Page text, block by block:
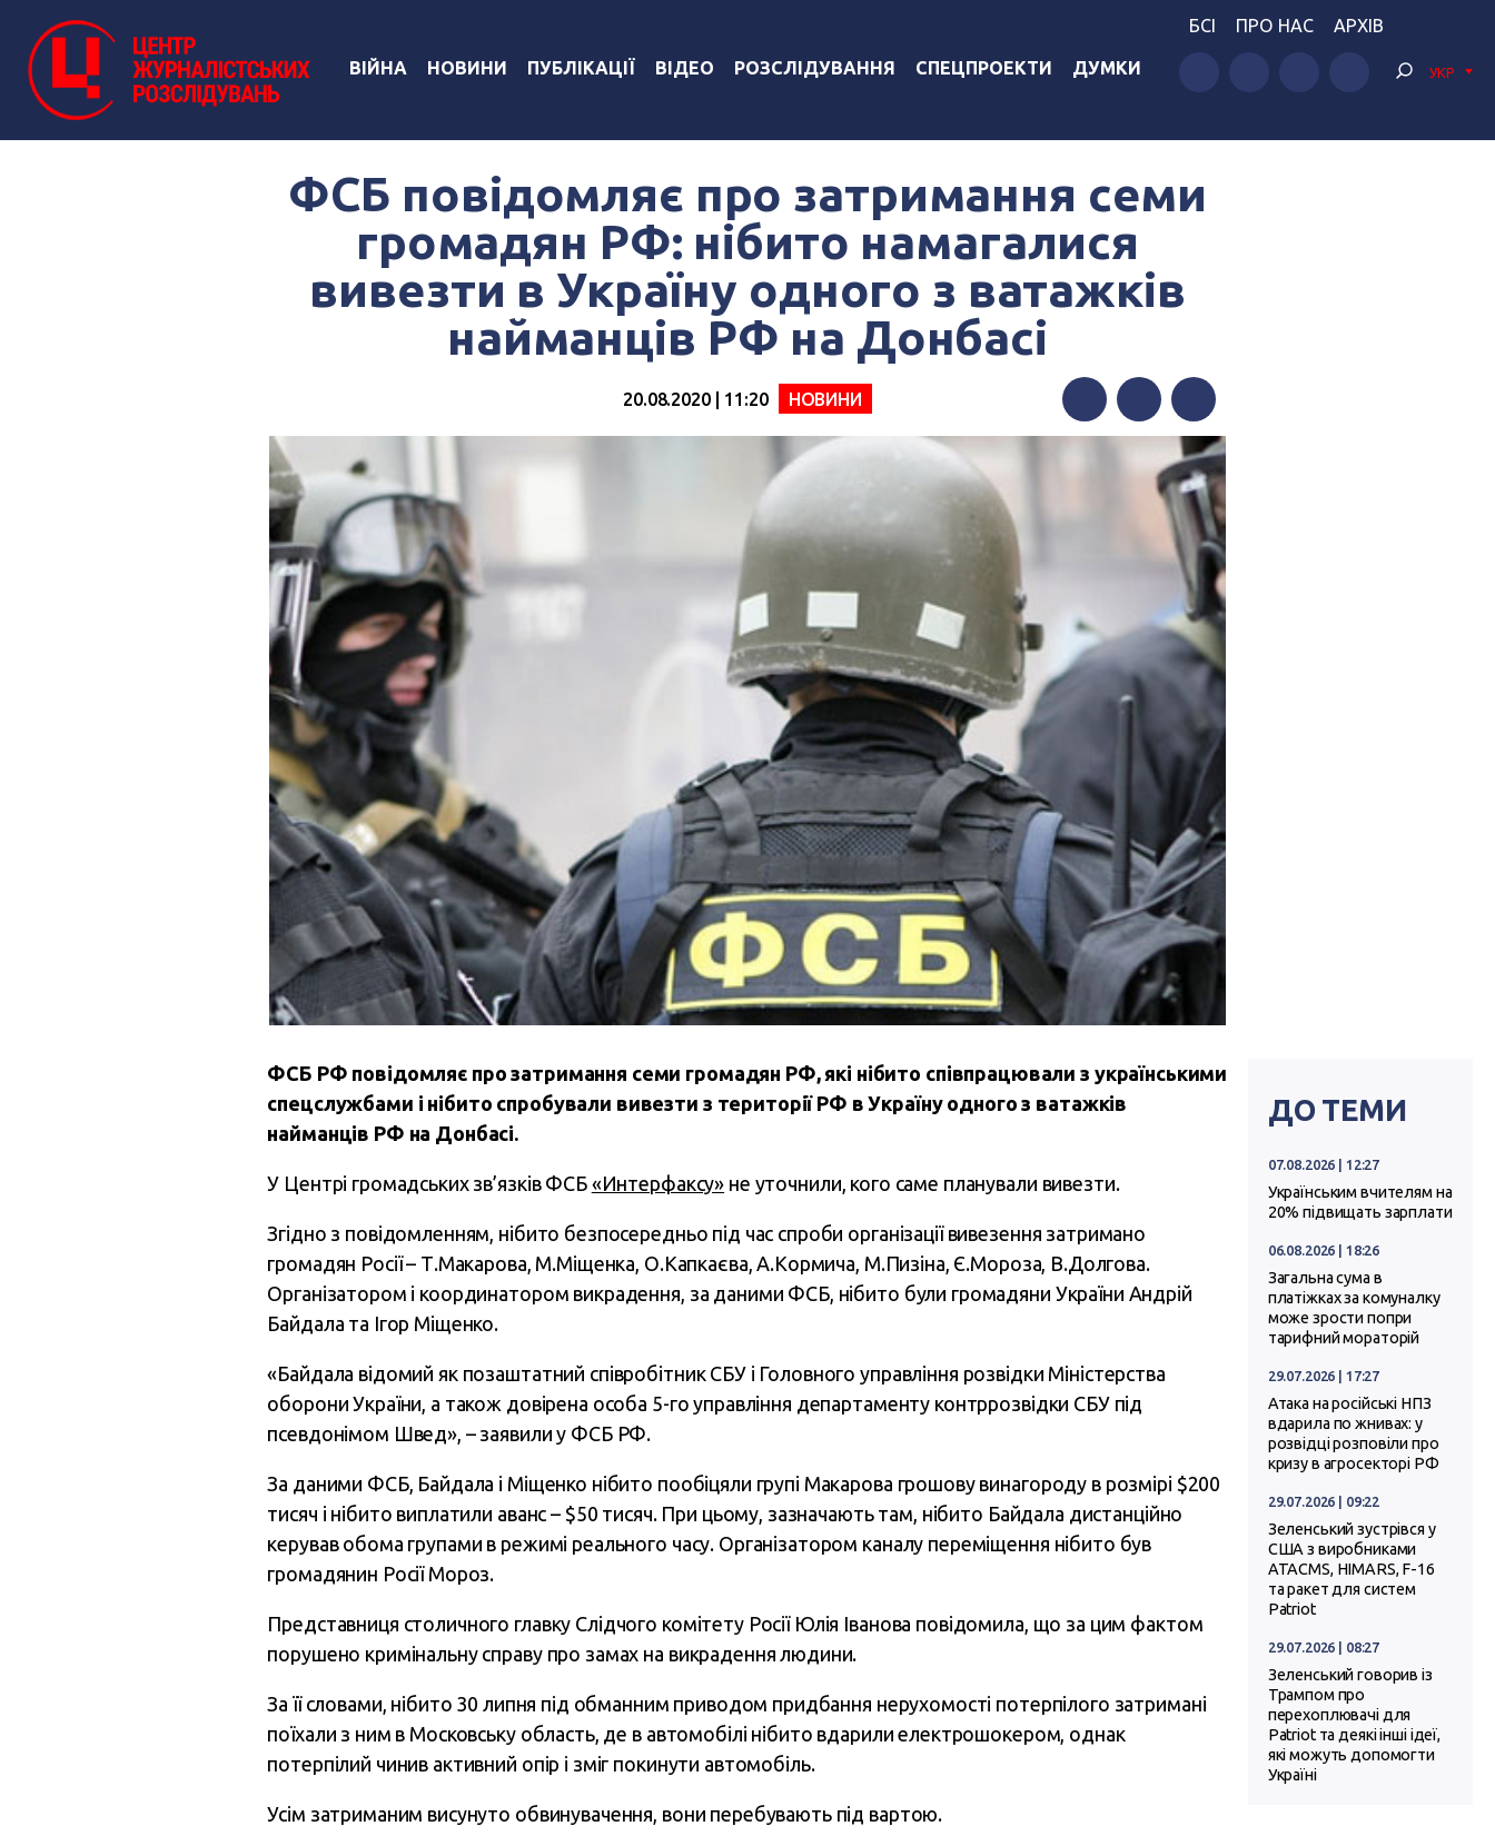
ВІЙНА НОВИНИ ПУБЛІКАЦІЇ ВІДЕО РОЗСЛІДУВАННЯ СПЕЦПРОЕКТИ ДУМКИ
БСІ ПРО НАС АРХІВ
УКР
ФСБ повідомляє про затримання семи
громадян РФ: нібито намагалися
вивезти в Україну одного з ватажків
найманців РФ на Донбасі
20.08.2020 | 11:20 НОВИНИ
Telegram
ФСБ РФ повідомляє про затримання семи громадян РФ, які нібито співпрацювали з українськими
спецслужбами і нібито спробували вивезти з території РФ в Україну одного з ватажків
найманців РФ на Донбасі.
У Центрі громадських зв’язків ФСБ «Интерфаксу» не уточнили, кого саме планували вивезти.
Згідно з повідомленням, нібито безпосередньо під час спроби організації вивезення затримано
громадян Росії – Т.Макарова, М.Міщенка, О.Капкаєва, А.Кормича, М.Пизіна, Є.Мороза, В.Долгова.
Організатором і координатором викрадення, за даними ФСБ, нібито були громадяни України Андрій
Байдала та Ігор Міщенко.
«Байдала відомий як позаштатний співробітник СБУ і Головного управління розвідки Міністерства
оборони України, а також довірена особа 5-го управління департаменту контррозвідки СБУ під
псевдонімом Швед», – заявили у ФСБ РФ.
За даними ФСБ, Байдала і Міщенко нібито пообіцяли групі Макарова грошову винагороду в розмірі $200
тисяч і нібито виплатили аванс – $50 тисяч. При цьому, зазначають там, нібито Байдала дистанційно
керував обома групами в режимі реального часу. Організатором каналу переміщення нібито був
громадянин Росії Мороз.
Представниця столичного главку Слідчого комітету Росії Юлія Іванова повідомила, що за цим фактом
порушено кримінальну справу про замах на викрадення людини.
За її словами, нібито 30 липня під обманним приводом придбання нерухомості потерпілого затримані
поїхали з ним в Московську область, де в автомобілі нібито вдарили електрошокером, однак
потерпілий чинив активний опір і зміг покинути автомобіль.
Усім затриманим висунуто обвинувачення, вони перебувають під вартою.
ДО ТЕМИ
07.08.2026 | 12:27
Українським вчителям на
20% підвищать зарплати
06.08.2026 | 18:26
Загальна сума в
платіжках за комуналку
може зрости попри
тарифний мораторій
29.07.2026 | 17:27
Атака на російські НПЗ
вдарила по жнивах: у
розвідці розповіли про
кризу в агросекторі РФ
29.07.2026 | 09:22
Зеленський зустрівся у
США з виробниками
ATACMS, HIMARS, F-16
та ракет для систем
Patriot
29.07.2026 | 08:27
Зеленський говорив із
Трампом про
перехоплювачі для
Patriot та деякі інші ідеї,
які можуть допомогти
Україні